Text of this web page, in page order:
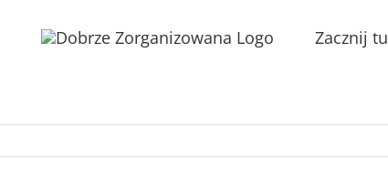
Zacznij